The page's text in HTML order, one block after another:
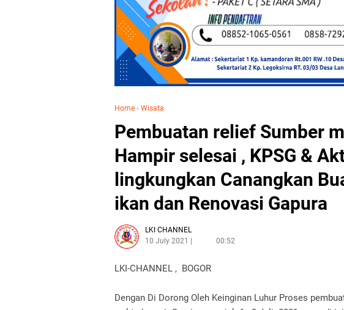
Home › Wisata
Pembuatan relief Sumber
Hampir selesai , KPSG &
lingkungkan Canangkan
ikan dan Renovasi Gapura
LKI CHANNEL
10 July 2021
00:52
LKI-CHANNEL , BOGOR
Dengan Di Dorong Oleh Keinginan Luhur Proses